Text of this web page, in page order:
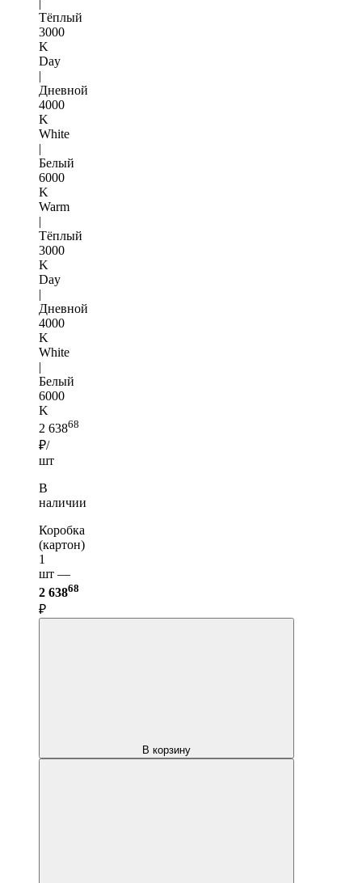
Тёплый
3000
K
Day
|
Дневной
4000
K
White
|
Белый
6000
K
Warm
|
Тёплый
3000
K
Day
|
Дневной
4000
K
White
|
Белый
6000
K
2 63868
₽/
шт
В
наличии
Коробка
(картон)
1
шт —
2 63868
₽
В корзину